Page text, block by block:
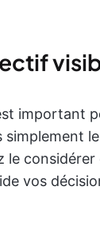
important
simplement
le
vos